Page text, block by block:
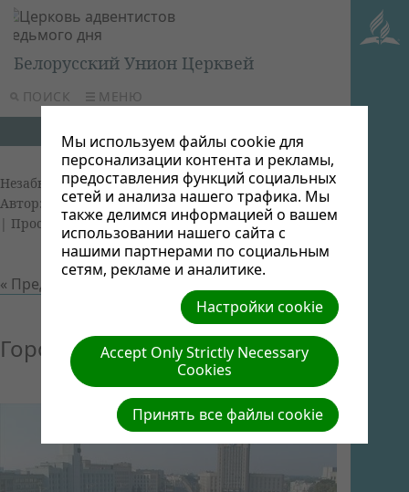
ПОИСК МЕНЮ
Белорусский Унион Церквей
Незабываемые пейзажи в Беларуси (Belarus)|
Автор: Виктор Админ | Размер (МБ): 0.08 |Скачать
| Просмотров: 0
« Предыдущий Следующий »
Город Минск
Мы используем файлы cookie для
персонализации контента и рекламы,
предоставления функций социальных
сетей и анализа нашего трафика. Мы
также делимся информацией о вашем
использовании нашего сайта с
нашими партнерами по социальным
сетям, рекламе и аналитике.
Настройки cookie
Accept Only Strictly Necessary
Cookies
Принять все файлы cookie